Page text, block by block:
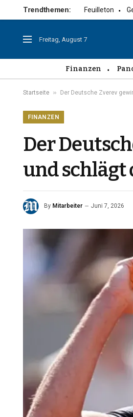
Trendthemen: Feuilleton
Freitag, August 7
Finanzen
Startseite » Der Deutsche Zverev
FINANZEN
Der
und schlägt
By Mitarbeiter Juni 7, 2026